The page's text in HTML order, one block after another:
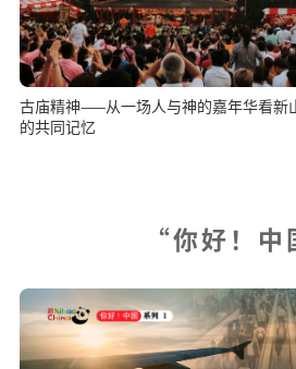
古庙精神——从一场人与神的嘉年华看新
的共同记忆
“你好！中